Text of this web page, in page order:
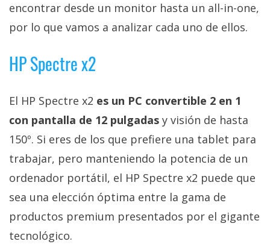
Sorteos
Foros
/
Sobre
nosotros
/
Publicidad
/
Cambiar
opciones
de
privacidad
encontrar desde un monitor hasta un all-in-one,
por lo que vamos a analizar cada uno de ellos.
HP Spectre x2
El HP Spectre x2 es un PC convertible 2 en 1
con pantalla de 12 pulgadas y visión de hasta
150º. Si eres de los que prefiere una tablet para
trabajar, pero manteniendo la potencia de un
ordenador portátil, el HP Spectre x2 puede que
sea una elección óptima entre la gama de
productos premium presentados por el gigante
tecnológico.